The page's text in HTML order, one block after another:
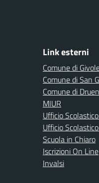
Link esterni
Comune di
Comune di San
Comune di
MIUR
Ufficio
Ufficio
Scuola in Chiaro
Iscrizioni On Line
Invalsi